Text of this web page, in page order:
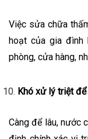
Việc sửa chữa
hoạt của gia đình
phòng, cửa hàng,
Khó xử lý triệt
Càng để lâu, nước